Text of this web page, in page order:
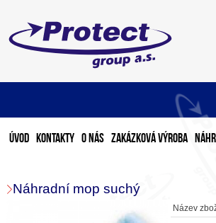
Náhradní mop suchý
Název
Úvod Kontakty O nás Zakázková výroba